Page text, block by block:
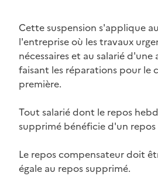
Cette suspension s'applique
l'entreprise où les travaux
nécessaires et au salarié
faisant les réparations pour le
première.
Tout salarié dont le repos
supprimé bénéficie d'un
Le repos compensateur doit
égale au repos supprimé.